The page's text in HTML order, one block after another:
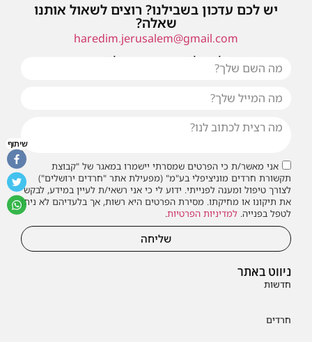
ניווט באתר
חדשות
חרדים
יש לכם עדכון בשבילנו? רוצים לשאול אותנו
שאלה?
haredim.jerusalem@gmail.com
או שילחו אלינו פנייה ונחזור אליכם בהקדם
אני מאשר/ת כי הפרטים שמסרתי יישמרו במאגר של "קבוצת
תקשורת חרדים מוניציפלי בע"מ" (מפעילת אתר "חרדים ירושלים")
לצורך טיפול ומענה לפנייתי. ידוע לי כי אני רשאי/ת לעיין במידע, לבקש
את תיקונו או מחיקתו. מסירת הפרטים היא רשות, אך בלעדיהם לא ניתן
לטפל בפנייה. למדיניות הפרטיות.
שליחה
שיתוף